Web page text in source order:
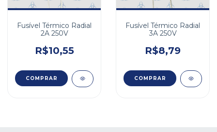
Fusível Térmico Radial
2A 250V
R$10,55
COMPRAR
Fusível Térmico Radial
3A 250V
R$8,79
COMPRAR